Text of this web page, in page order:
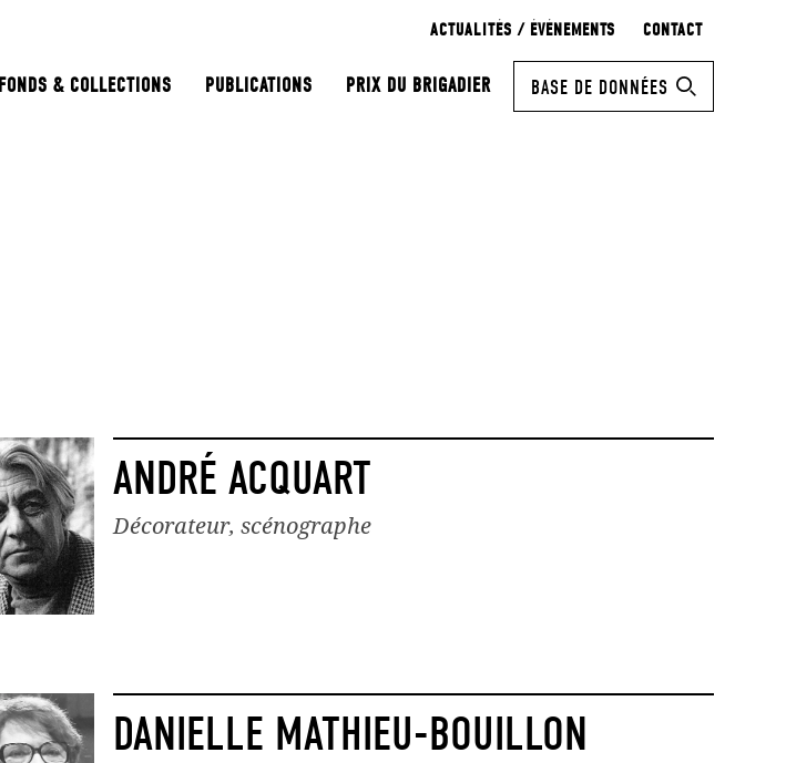
ACTUALITÉS / ÉVÉNEMENTS CONTACT
FONDS & COLLECTIONS PUBLICATIONS PRIX DU BRIGADIER BASE DE DONNÉES
ANDRÉ ACQUART
Décorateur, scénographe
DANIELLE MATHIEU-BOUILLON